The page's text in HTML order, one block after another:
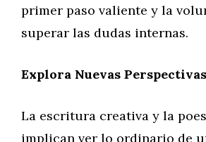
primer paso valiente y la
superar las dudas internas.
Explora Nuevas Perspectivas
La escritura creativa y la
implican ver lo ordinario de